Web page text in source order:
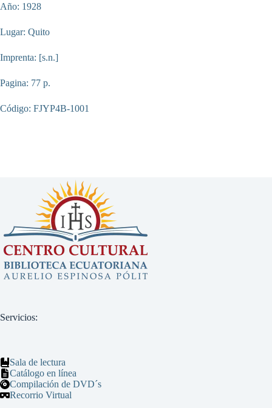
Año: 1928
Lugar: Quito
Imprenta: [s.n.]
Pagina: 77 p.
Código: FJYP4B-1001
Servicios:
Sala de lectura
Catálogo en línea
Compilación de DVD´s
Recorrio Virtual